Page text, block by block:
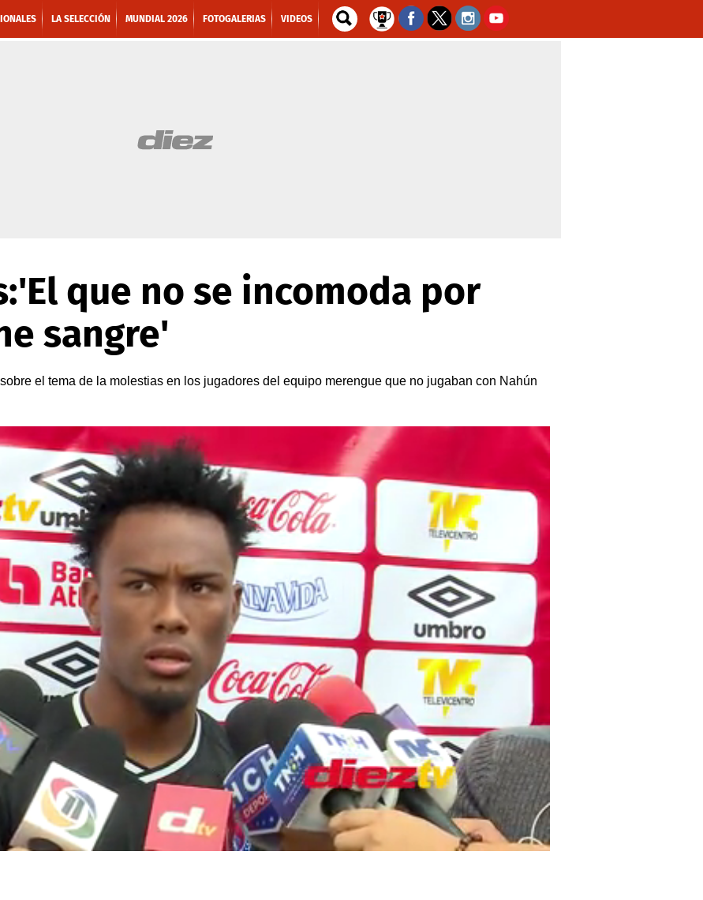
LA SELECCIÓN MUNDIAL 2026 FOTOGALERIAS VIDEOS
que no se incomoda por
sangre'
el tema de la molestias en los jugadores del equipo merengue que no jugaban con Nahún